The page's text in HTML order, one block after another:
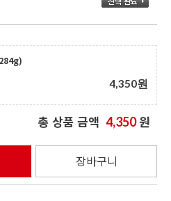
4,350원
총 상품 금액 4,350원
장바구니